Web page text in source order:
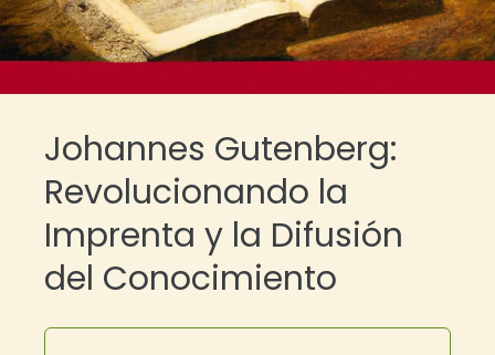
Johannes Gutenberg:
Revolucionando la
Imprenta y la Difusión
del Conocimiento